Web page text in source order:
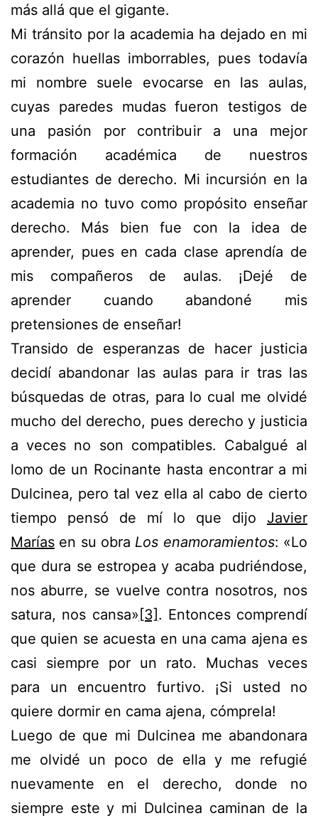
más allá que el gigante.
Mi tránsito por la academia ha dejado en mi
corazón huellas imborrables, pues todavía
mi nombre suele evocarse en las aulas,
cuyas paredes mudas fueron testigos de
una pasión por contribuir a una mejor
formación académica de nuestros
estudiantes de derecho. Mi incursión en la
academia no tuvo como propósito enseñar
derecho. Más bien fue con la idea de
aprender, pues en cada clase aprendía de
mis compañeros de aulas. ¡Dejé de
aprender cuando abandoné mis
pretensiones de enseñar!
Transido de esperanzas de hacer justicia
decidí abandonar las aulas para ir tras las
búsquedas de otras, para lo cual me olvidé
mucho del derecho, pues derecho y justicia
a veces no son compatibles. Cabalgué al
lomo de un Rocinante hasta encontrar a mi
Dulcinea, pero tal vez ella al cabo de cierto
tiempo pensó de mí lo que dijo Javier
Marías en su obra Los enamoramientos: «Lo
que dura se estropea y acaba pudriéndose,
nos aburre, se vuelve contra nosotros, nos
satura, nos cansa» [3]. Entonces comprendí
que quien se acuesta en una cama ajena es
casi siempre por un rato. Muchas veces
para un encuentro furtivo. ¡Si usted no
quiere dormir en cama ajena, cómprela!
Luego de que mi Dulcinea me abandonara
me olvidé un poco de ella y me refugié
nuevamente en el derecho, donde no
siempre este y mi Dulcinea caminan de la